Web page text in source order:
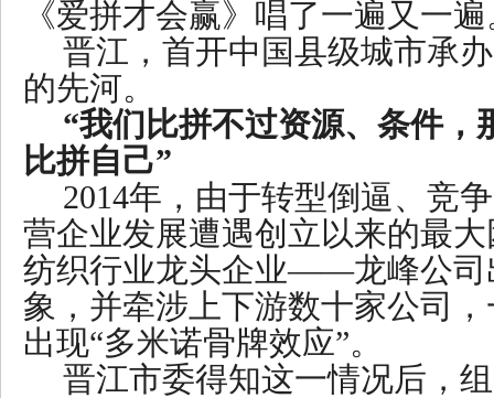
《爱拼才会赢》唱了一遍又一
晋江，首开中国县级城市承
的先河。
“我们比拼不过资源、条件，
比拼自己”
2014年，由于转型倒逼、竞
营企业发展遭遇创立以来的最
纺织行业龙头企业——龙峰公司
象，并牵涉上下游数十家公司
出现“多米诺骨牌效应”。
晋江市委得知这一情况后，